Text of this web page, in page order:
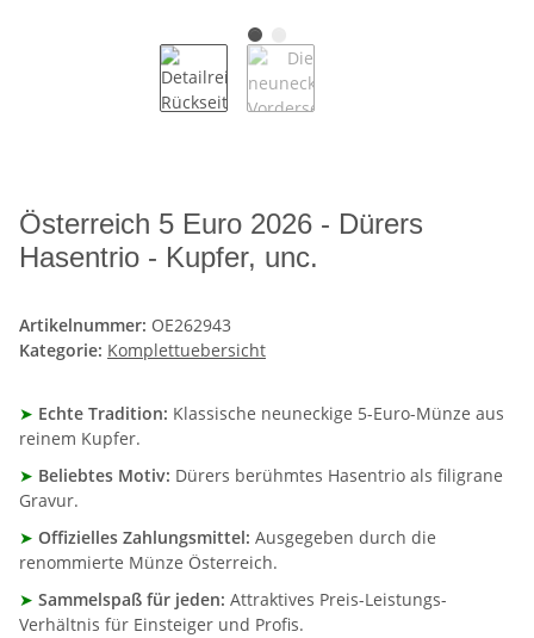
Österreich 5 Euro 2026 - Dürers
Hasentrio - Kupfer, unc.
Artikelnummer: OE262943
Kategorie: Komplettuebersicht
➤ Echte Tradition: Klassische neuneckige 5-Euro-Münze aus
reinem Kupfer.
➤ Beliebtes Motiv: Dürers berühmtes Hasentrio als filigrane
Gravur.
➤ Offizielles Zahlungsmittel: Ausgegeben durch die
renommierte Münze Österreich.
➤ Sammelspaß für jeden: Attraktives Preis-Leistungs-
Verhältnis für Einsteiger und Profis.